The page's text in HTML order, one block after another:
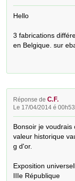
Hello
3 fabrications
en Belgique. sur
Réponse deC.F.
Le 17/04/2014 é 00h53
Bonsoir je
valeur historique
g d'or.
Exposition
IIIe République